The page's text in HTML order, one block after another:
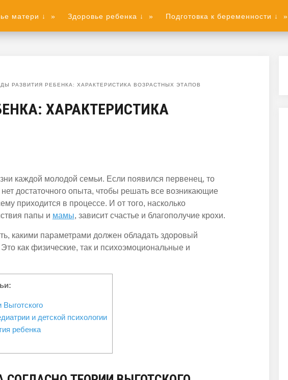
матери ↓ » Здоровье ребенка ↓ » Подготовка к беременности ↓ »
РАЗВИТИЯ РЕБЕНКА: ХАРАКТЕРИСТИКА ВОЗРАСТНЫХ ЭТАПОВ
ХАРАКТЕРИСТИКА
каждой молодой семьи. Если появился первенец, то
достаточного опыта, чтобы решать все возникающие
приходится в процессе. И от того, насколько
папы и мамы, зависит счастье и благополучие крохи.
какими параметрами должен обладать здоровый
какфизические, так и психоэмоциональные и
и детской психологии
ребенка